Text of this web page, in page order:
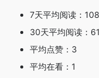
7天平均阅读：108
30天平均阅读：
平均点赞：3
平均在看：1